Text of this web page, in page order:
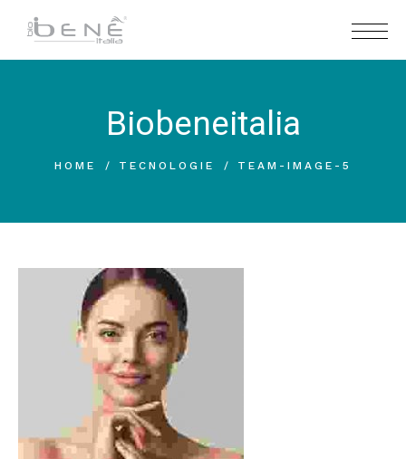
Biobeneitalia
HOME TECNOLOGIE TEAM-IMAGE-5